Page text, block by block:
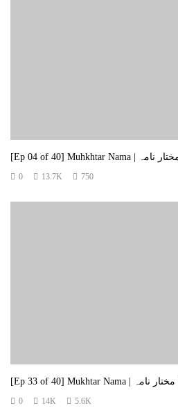
0 13.7K 750
0 14K 5.6K